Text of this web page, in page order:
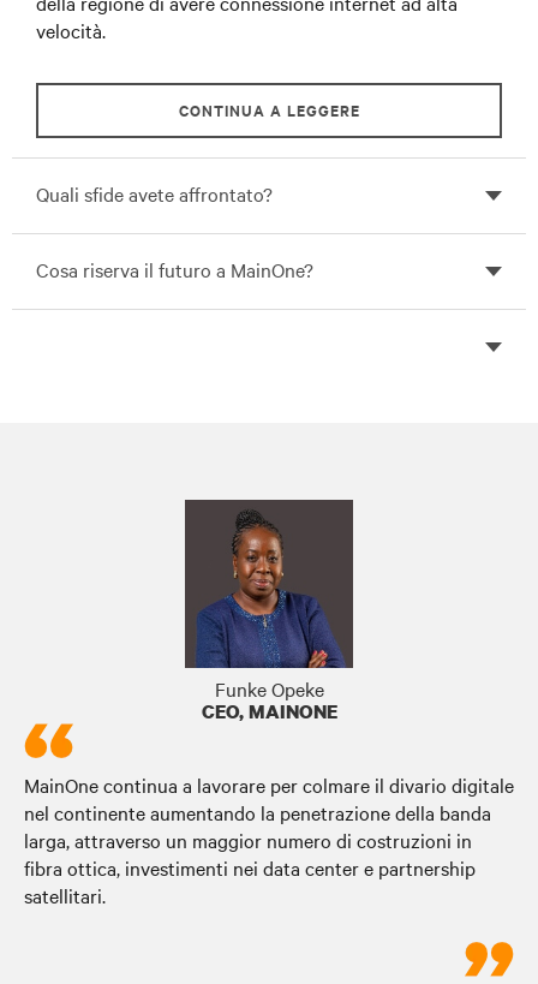
velocità.
CONTINUA A LEGGERE
Quali sfide avete affrontato?
CONTINUA A LEGGERE
Cosa riserva il futuro a MainOne?
CONTINUA A LEGGERE
Funke Opeke
CEO, MAINONE
MainOne continua a lavorare per colmare il divario digitale
nel continente aumentando la penetrazione della banda
larga, attraverso un maggior numero di costruzioni in
fibra ottica, investimenti nei data center e partnership
satellitari.